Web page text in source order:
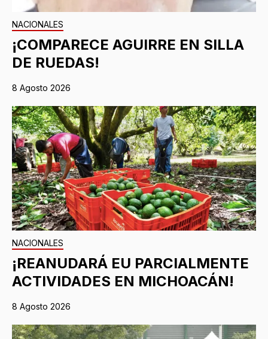
NACIONALES
¡COMPARECE AGUIRRE EN SILLA
DE RUEDAS!
8 Agosto 2026
NACIONALES
¡REANUDARÁ EU PARCIALMENTE
ACTIVIDADES EN MICHOACÁN!
8 Agosto 2026